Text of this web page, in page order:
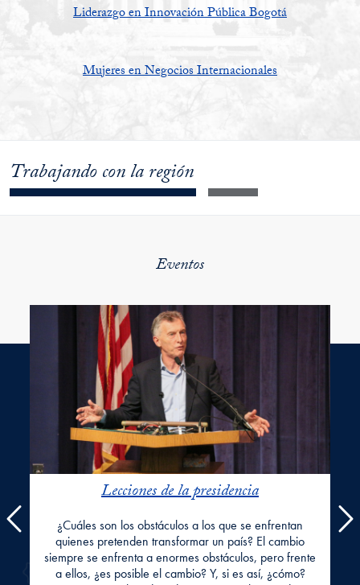
Liderazgo en Innovación Pública Bogotá
Mujeres en Negocios Internacionales
Trabajando con la región
Eventos
Eventos Slider
Lecciones de la presidencia
¿Cuáles son los obstáculos a los que se enfrentan
quienes pretenden transformar un país? El cambio
siempre se enfrenta a enormes obstáculos, pero frente
a ellos, ¿es posible el cambio? Y, si es así, ¿cómo?